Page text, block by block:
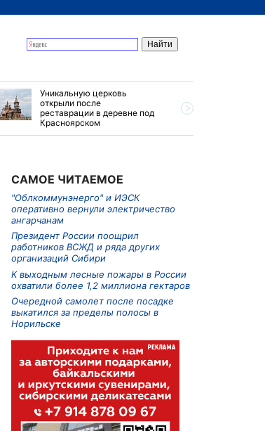
Уникальную церковь
открыли после
реставрации в деревне под
Красноярском
САМОЕ ЧИТАЕМОЕ
"Облкоммунэнерго" и ИЭСК
оперативно вернули электричество
ангарчанам
Президент России поощрил
работников ВСЖД и ряда других
организаций Сибири
К выходным лесные пожары в России
охватили более 1,2 миллиона гектаров
Очередной самолет после посадке
выкатился за пределы полосы в
Норильске